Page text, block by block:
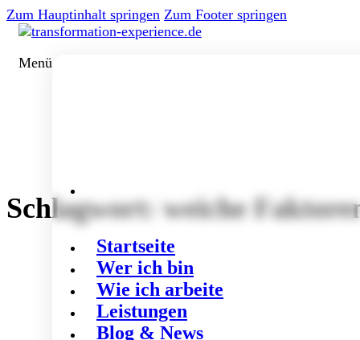
Zum Hauptinhalt springen Zum Footer springen
Menü
Startseite
Wer ich bin
Wie ich arbeite
Leistungen
Blog & News
Schlagwort:weiche